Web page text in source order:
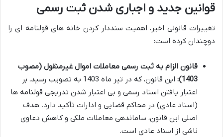
قوانین جدید و اجباری شدن ثبت رسمی
تغییرات قانونی اخیر، اهمیت سنددار کردن خانه های قولنامه ای را
دوچندان کرده است:
قانون الزام به ثبت رسمی معاملات اموال غیرمنقول (مصوب
1403):
این قانون، که در تیر ماه 1403 به تصویب رسید، بر
اعتبار یافتن اسناد رسمی و بی اعتبار شدن تدریجی قولنامه ها
(اسناد عادی) در محاکم قضایی و ادارات تأکید دارد. هدف
اصلی این قانون، ساماندهی معاملات ملکی و کاهش دعاوی
ناشی از اسناد عادی است.